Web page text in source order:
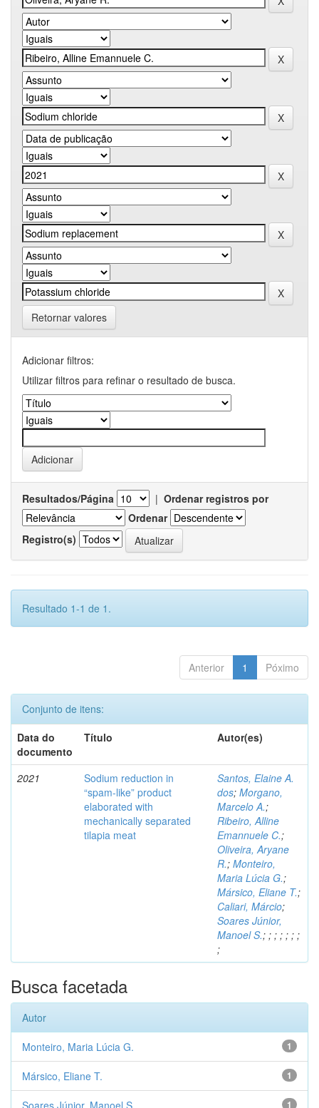
Retornar valores
Adicionar filtros:
Utilizar filtros para refinar o resultado de busca.
Resultados/Página | Ordenar registros por
Ordenar
Registro(s)
Resultado 1-1 de 1.
Anterior 1 Póximo
Conjunto de itens:
Data do
documento
Título Autor(es)
2021
Sodium reduction in
“spam-like” product
elaborated with
mechanically separated
tilapia meat
Santos, Elaine A.
dos; Morgano,
Marcelo A.;
Ribeiro, Alline
Emannuele C.;
Oliveira, Aryane
R.; Monteiro,
Maria Lúcia G.;
Mársico, Eliane T.;
Caliari, Márcio;
Soares Júnior,
Manoel S.; ; ; ; ; ; ;
;
Busca facetada
Autor
1
Monteiro, Maria Lúcia G.
1
Mársico, Eliane T.
1